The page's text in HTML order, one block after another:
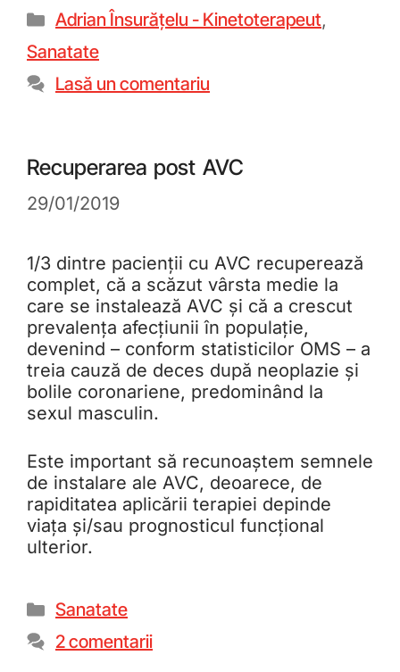
Adrian Însurățelu - Kinetoterapeut,
Sanatate
Lasă un comentariu
Recuperarea post AVC
29/01/2019
1/3 dintre pacienții cu AVC recuperează
complet, că a scăzut vârsta medie la
care se instalează AVC și că a crescut
prevalența afecțiunii în populație,
devenind – conform statisticilor OMS – a
treia cauză de deces după neoplazie și
bolile coronariene, predominând la
sexul masculin.
Este important să recunoaștem semnele
de instalare ale AVC, deoarece, de
rapiditatea aplicării terapiei depinde
viața și/sau prognosticul funcțional
ulterior.
Sanatate
2 comentarii